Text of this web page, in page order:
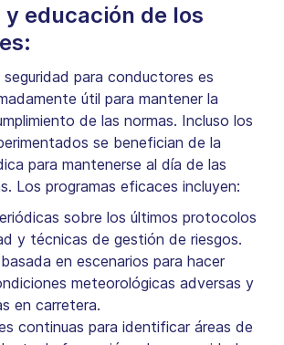
y educación de los
para conductores es
útil para mantener la
de las normas. Incluso los
se benefician de la
para mantenerse al día de las
Los programas eficaces incluyen:
sobre los últimos protocolos
y técnicas de gestión de riesgos.
en escenarios para hacer
meteorológicas adversas y
en carretera.
continuas para identificar áreas de